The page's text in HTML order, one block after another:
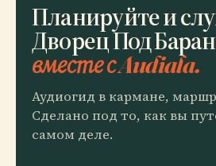
Планируйте и
Дворец Под
вместе с Audiala.
Аудиогид в кармане,
Сделано под то, как вы
самом деле.